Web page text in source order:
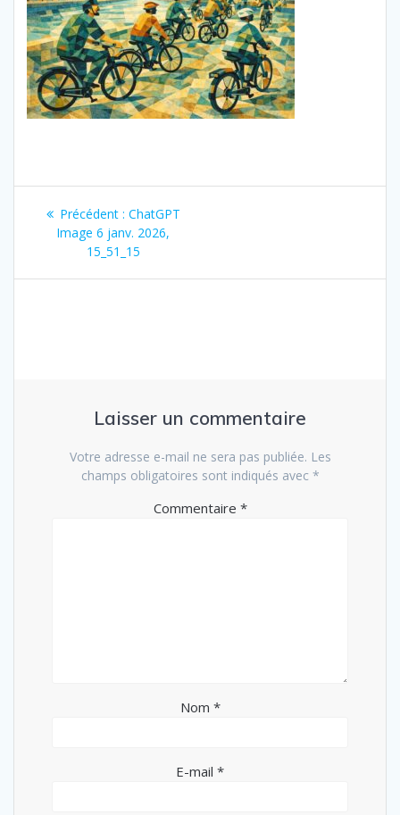
Navigation
l’article
Précédent : Article
précédent
:
ChatGPT
Image 6 janv. 2026,
15_51_15
Laisser un commentaire
Votre adresse e-mail ne sera pas publiée. Les
champs obligatoires sont indiqués avec *
Commentaire *
Nom *
E-mail *